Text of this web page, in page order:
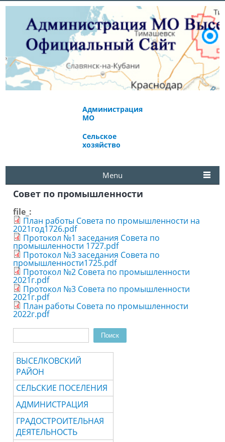
Администрация
МО
Сельское
хозяйство
Menu
Совет по промышленности
file_:
План работы Совета по промышленности на
2021год1726.pdf
Протокол №1 заседания Совета по
промышленности 1727.pdf
Протокол №3 заседания Совета по
промышленности1725.pdf
Протокол №2 Совета по промышленности
2021г.pdf
Протокол №3 Совета по промышленности
2021г.pdf
План работы Совета по промышленности
2022г.pdf
Поиск
ВЫСЕЛКОВСКИЙ
РАЙОН
СЕЛЬСКИЕ ПОСЕЛЕНИЯ
АДМИНИСТРАЦИЯ
ГРАДОСТРОИТЕЛЬНАЯ
ДЕЯТЕЛЬНОСТЬ